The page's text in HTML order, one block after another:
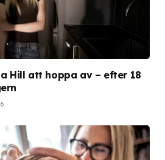
Hill att hoppa av – efter 18